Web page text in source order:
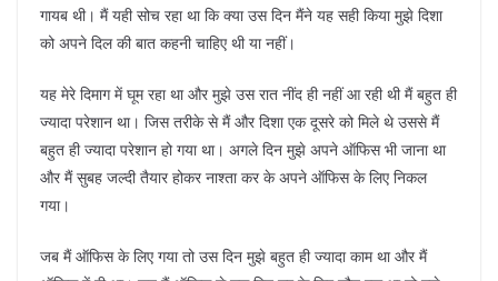
गायब थी। मैं यही सोच रहा था कि क्या उस दिन मैंने यह सही किया मुझे दिशा
को अपने दिल की बात कहनी चाहिए थी या नहीं।
यह मेरे दिमाग में घूम रहा था और मुझे उस रात नींद ही नहीं आ रही थी मैं बहुत ही
ज्यादा परेशान था। जिस तरीके से मैं और दिशा एक दूसरे को मिले थे उससे मैं
बहुत ही ज्यादा परेशान हो गया था। अगले दिन मुझे अपने ऑफिस भी जाना था
और मैं सुबह जल्दी तैयार होकर नाश्ता कर के अपने ऑफिस के लिए निकल
गया।
जब मैं ऑफिस के लिए गया तो उस दिन मुझे बहुत ही ज्यादा काम था और मैं